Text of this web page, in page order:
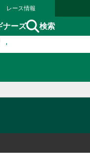
レース情報
ナーズ 検索